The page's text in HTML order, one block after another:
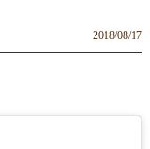
2018/08/17